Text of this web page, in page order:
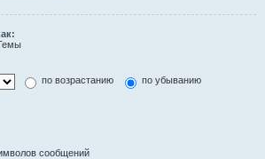
по возрастанию
по убыванию
сообщений